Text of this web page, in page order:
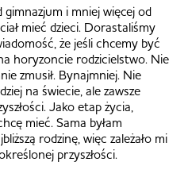
i mniej więcej od
mieć dzieci. Dorastaliśmy
że jeśli chcemy być
horyzoncie rodzicielstwo. Nie
zmusił. Bynajmniej. Nie
na świecie, ale zawsze
Jako etap życia,
mieć. Sama byłam
rodzinę, więc zależało mi
przyszłości.